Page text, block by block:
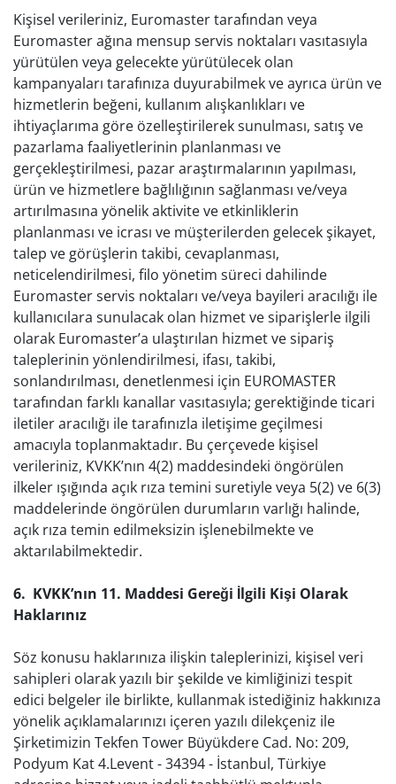
Kişisel verileriniz, Euromaster tarafından veya
Euromaster ağına mensup servis noktaları vasıtasıyla
yürütülen veya gelecekte yürütülecek olan
kampanyaları tarafınıza duyurabilmek ve ayrıca ürün ve
hizmetlerin beğeni, kullanım alışkanlıkları ve
ihtiyaçlarıma göre özelleştirilerek sunulması, satış ve
pazarlama faaliyetlerinin planlanması ve
gerçekleştirilmesi, pazar araştırmalarının yapılması,
ürün ve hizmetlere bağlılığının sağlanması ve/veya
artırılmasına yönelik aktivite ve etkinliklerin
planlanması ve icrası ve müşterilerden gelecek şikayet,
talep ve görüşlerin takibi, cevaplanması,
neticelendirilmesi, filo yönetim süreci dahilinde
Euromaster servis noktaları ve/veya bayileri aracılığı ile
kullanıcılara sunulacak olan hizmet ve siparişlerle ilgili
olarak Euromaster’a ulaştırılan hizmet ve sipariş
taleplerinin yönlendirilmesi, ifası, takibi,
sonlandırılması, denetlenmesi için EUROMASTER
tarafından farklı kanallar vasıtasıyla; gerektiğinde ticari
iletiler aracılığı ile tarafınızla iletişime geçilmesi
amacıyla toplanmaktadır. Bu çerçevede kişisel
verileriniz, KVKK’nın 4(2) maddesindeki öngörülen
ilkeler ışığında açık rıza temini suretiyle veya 5(2) ve 6(3)
maddelerinde öngörülen durumların varlığı halinde,
açık rıza temin edilmeksizin işlenebilmekte ve
aktarılabilmektedir.
6. KVKK’nın 11. Maddesi Gereği İlgili Kişi Olarak
Haklarınız
Söz konusu haklarınıza ilişkin taleplerinizi, kişisel veri
sahipleri olarak yazılı bir şekilde ve kimliğinizi tespit
edici belgeler ile birlikte, kullanmak istediğiniz hakkınıza
yönelik açıklamalarınızı içeren yazılı dilekçeniz ile
Şirketimizin Tekfen Tower Büyükdere Cad. No: 209,
Podyum Kat 4.Levent - 34394 - İstanbul, Türkiye